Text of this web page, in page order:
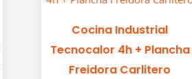
Cocina Industrial
Tecnocalor 4h + Plancha
Freidora Carlitero